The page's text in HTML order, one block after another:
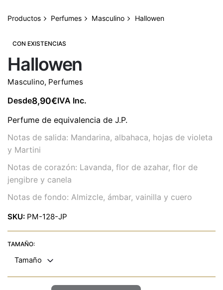
Productos Perfumes Masculino Hallowen
CON EXISTENCIAS
Hallowen
Masculino, Perfumes
Desde8,90€IVA Inc.
Perfume de equivalencia de J.P.
Notas de salida: Mandarina, albahaca, hojas de violeta
y Martini
Notas de corazón: Lavanda, flor de azahar, flor de
jengibre y canela
Notas de fondo: Almizcle, ámbar, vainilla y cuero
SKU: PM-128-JP
TAMAÑO:
Tamaño